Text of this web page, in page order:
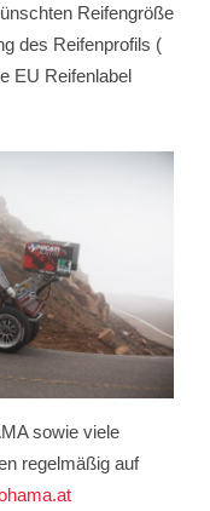
Reifengröße
des Reifenprofils (
EU Reifenlabel
sowie viele
regelmäßig auf